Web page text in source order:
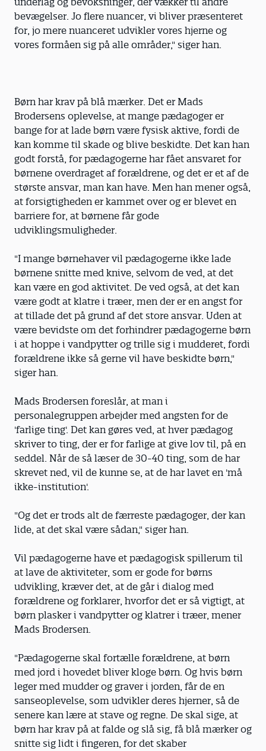
bevægelser. Jo flere nuancer, vi bliver præsenteret
for, jo mere nuanceret udvikler vores hjerne og
vores formåen sig på alle områder," siger han.
Børn har krav på blå mærker. Det er Mads
Brodersens oplevelse, at mange pædagoger er
bange for at lade børn være fysisk aktive, fordi de
kan komme til skade og blive beskidte. Det kan han
godt forstå, for pædagogerne har fået ansvaret for
børnene overdraget af forældrene, og det er et af de
største ansvar, man kan have. Men han mener også,
at forsigtigheden er kammet over og er blevet en
barriere for, at børnene får gode
udviklingsmuligheder.
"I mange børnehaver vil pædagogerne ikke lade
børnene snitte med knive, selvom de ved, at det
kan være en god aktivitet. De ved også, at det kan
være godt at klatre i træer, men der er en angst for
at tillade det på grund af det store ansvar. Uden at
være bevidste om det forhindrer pædagogerne børn
i at hoppe i vandpytter og trille sig i mudderet, fordi
forældrene ikke så gerne vil have beskidte børn,"
siger han.
Mads Brodersen foreslår, at man i
personalegruppen arbejder med angsten for de
'farlige ting'. Det kan gøres ved, at hver pædagog
skriver to ting, der er for farlige at give lov til, på en
seddel. Når de så læser de 30-40 ting, som de har
skrevet ned, vil de kunne se, at de har lavet en 'må
ikke-institution'.
"Og det er trods alt de færreste pædagoger, der kan
lide, at det skal være sådan," siger han.
Vil pædagogerne have et pædagogisk spillerum til
at lave de aktiviteter, som er gode for børns
udvikling, kræver det, at de går i dialog med
forældrene og forklarer, hvorfor det er så vigtigt, at
børn plasker i vandpytter og klatrer i træer, mener
Mads Brodersen.
"Pædagogerne skal fortælle forældrene, at børn
med jord i hovedet bliver kloge børn. Og hvis børn
leger med mudder og graver i jorden, får de en
sanseoplevelse, som udvikler deres hjerner, så de
senere kan lære at stave og regne. De skal sige, at
børn har krav på at falde og slå sig, få blå mærker og
snitte sig lidt i fingeren, for det skaber